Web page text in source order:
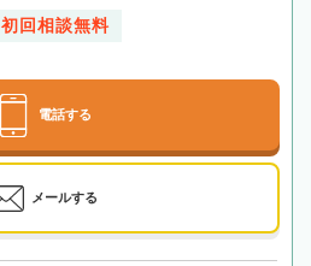
初回相談無料
電話する
メールする